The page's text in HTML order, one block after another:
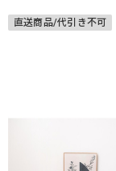
直送商品/代引き不可